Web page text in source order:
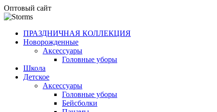
Оптовый сайт
ПРАЗДНИЧНАЯ КОЛЛЕКЦИЯ
Новорожденные
Аксессуары
Головные уборы
Школа
Детское
Аксессуары
Головные уборы
Бейсболки